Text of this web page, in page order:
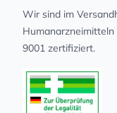
Wir sind im
9001 zertifiziert.